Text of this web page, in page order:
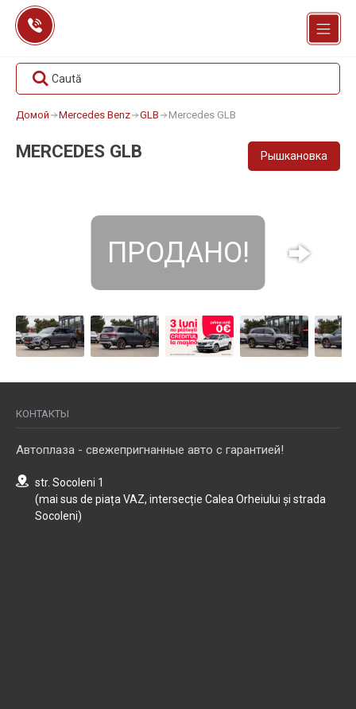
Перейти
содержанию
Caută
Домой Mercedes Benz GLB Mercedes GLB
MERCEDES GLB Рышкановка
ПРОДАНО!
КОНТАКТЫ
Автоплаза - свежепригнанные авто с гарантией!
str. Socoleni 1
(mai sus de piața VAZ, intersecție Calea Orheiului și strada
Socoleni)